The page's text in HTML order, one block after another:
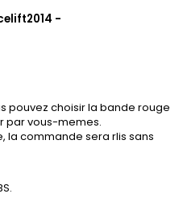
-
pouvez choisir la bande rouge
par vous-memes.
la commande sera rlis sans